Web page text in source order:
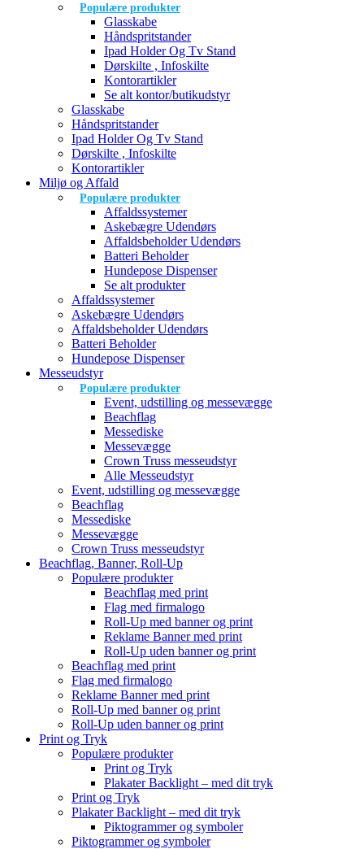
Populære produkter
Glasskabe
Håndspritstander
Ipad Holder Og Tv Stand
Dørskilte , Infoskilte
Kontorartikler
Se alt kontor/butikudstyr
Glasskabe
Håndspritstander
Ipad Holder Og Tv Stand
Dørskilte , Infoskilte
Kontorartikler
Miljø og Affald
Populære produkter
Affaldssystemer
Askebægre Udendørs
Affaldsbeholder Udendørs
Batteri Beholder
Hundepose Dispenser
Se alt produkter
Affaldssystemer
Askebægre Udendørs
Affaldsbeholder Udendørs
Batteri Beholder
Hundepose Dispenser
Messeudstyr
Populære produkter
Event, udstilling og messevægge
Beachflag
Messediske
Messevægge
Crown Truss messeudstyr
Alle Messeudstyr
Event, udstilling og messevægge
Beachflag
Messediske
Messevægge
Crown Truss messeudstyr
Beachflag, Banner, Roll-Up
Populære produkter
Beachflag med print
Flag med firmalogo
Roll-Up med banner og print
Reklame Banner med print
Roll-Up uden banner og print
Beachflag med print
Flag med firmalogo
Reklame Banner med print
Roll-Up med banner og print
Roll-Up uden banner og print
Print og Tryk
Populære produkter
Print og Tryk
Plakater Backlight – med dit tryk
Print og Tryk
Plakater Backlight – med dit tryk
Piktogrammer og symboler
Piktogrammer og symboler